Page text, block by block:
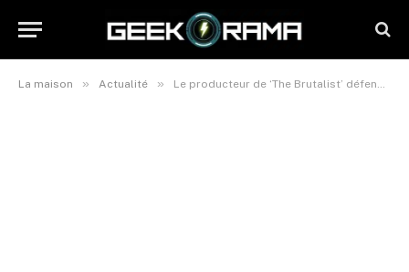
La maison » Actualité » Le producteur de ‘The Brutalist’ défend l’utilisation de l’intelligence artificielle dans le film oscarisé suite à la controverse